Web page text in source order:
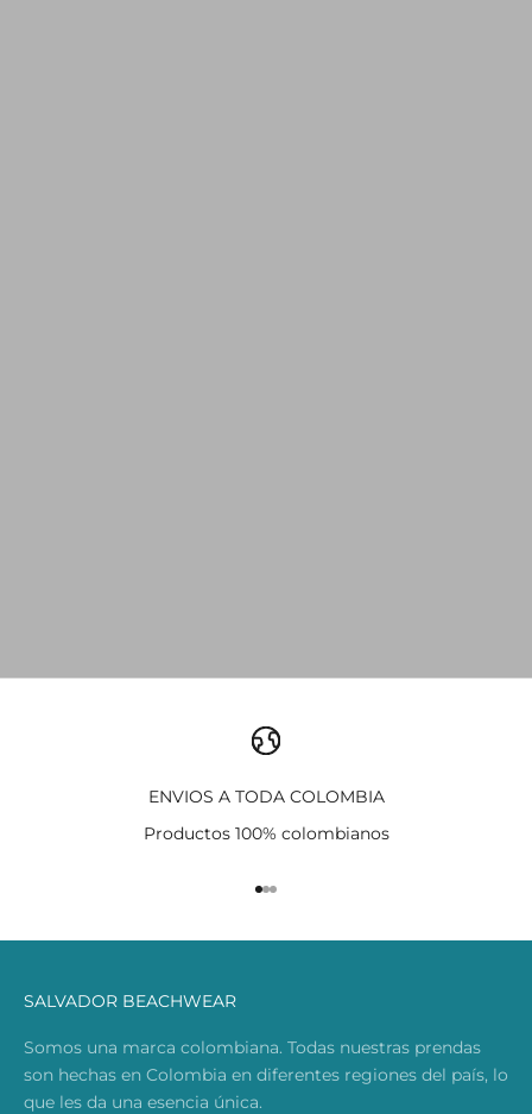
ENVIOS A TODA COLOMBIA
Productos 100% colombianos
Ir al artículo 1
Ir al artículo 2
Ir al artículo 3
SALVADOR BEACHWEAR
Somos una marca colombiana. Todas nuestras prendas
son hechas en Colombia en diferentes regiones del país, lo
que les da una esencia única.